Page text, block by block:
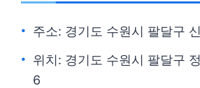
주소: 경기도 수원시 팔달구
위치: 경기도 수원시 팔달구
6